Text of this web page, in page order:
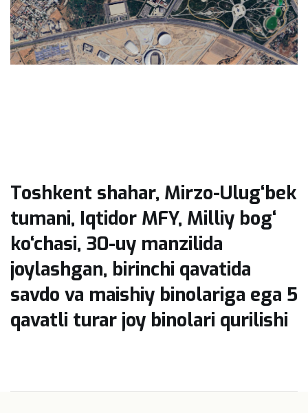
Toshkent shahar, Mirzo-Ulug‘bek
tumani, Iqtidor MFY, Milliy bog‘
ko‘chasi, 30-uy manzilida
joylashgan, birinchi qavatida
savdo va maishiy binolariga ega 5
qavatli turar joy binolari qurilishi